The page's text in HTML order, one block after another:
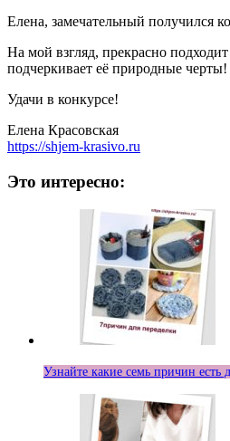
Елена, замечательный получился
На мой взгляд, прекрасно
подчеркивает её природные черты!
Удачи в конкурсе!
Елена Красовская
https://shjem-krasivo.ru
Это интересно:
Узнайте какие семь причин есть